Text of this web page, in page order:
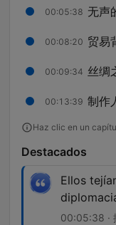
00:05:38 无声
00:08:20 贸易
00:09:34 丝绸
00:13:39 制作
Haz clic en un
Destacados
Ellos
00:05:38 ·